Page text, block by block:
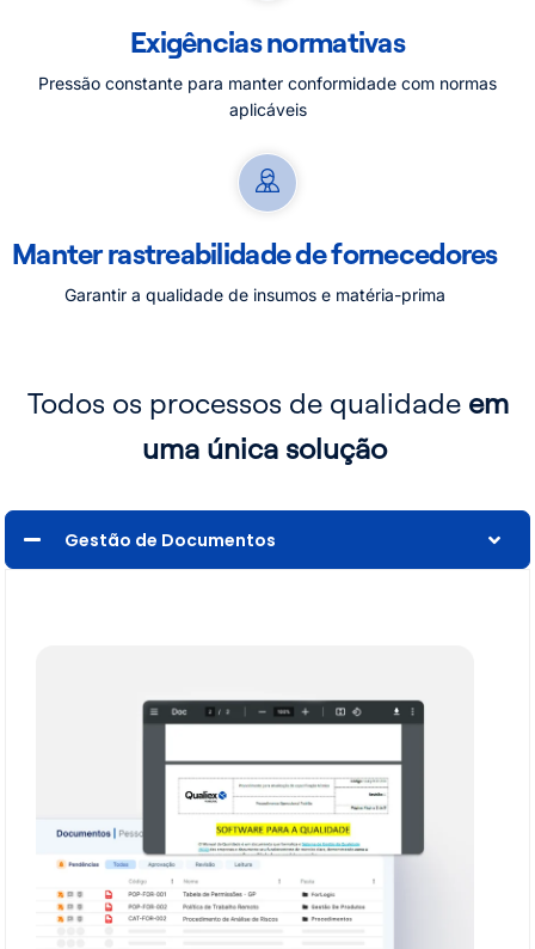
Exigências normativas
Pressão constante para manter conformidade com normas
aplicáveis
Manter rastreabilidade de fornecedores
Garantir a qualidade de insumos e matéria-prima
Todos os processos de qualidade em
uma única solução
Gestão de Documentos